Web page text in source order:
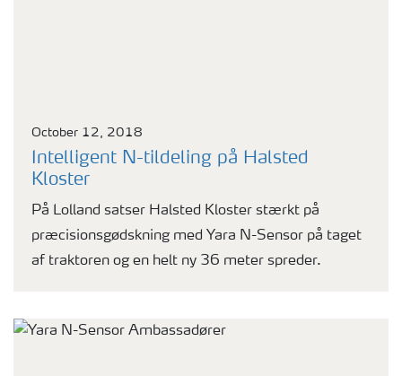
October 12, 2018
Intelligent N-tildeling på Halsted
Kloster
På Lolland satser Halsted Kloster stærkt på
præcisionsgødskning med Yara N-Sensor på taget
af traktoren og en helt ny 36 meter spreder.